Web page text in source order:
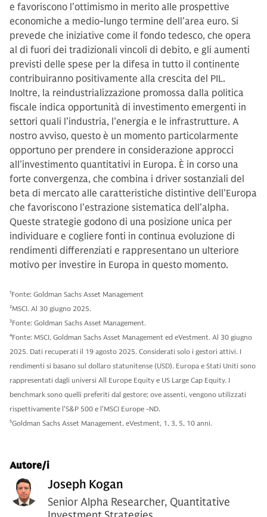
e favoriscono l’ottimismo in merito alle prospettive
economiche a medio-lungo termine dell’area euro. Si
prevede che iniziative come il fondo tedesco, che opera
al di fuori dei tradizionali vincoli di debito, e gli aumenti
previsti delle spese per la difesa in tutto il continente
contribuiranno positivamente alla crescita del PIL.
Inoltre, la reindustrializzazione promossa dalla politica
fiscale indica opportunità di investimento emergenti in
settori quali l’industria, l’energia e le infrastrutture. A
nostro avviso, questo è un momento particolarmente
opportuno per prendere in considerazione approcci
all’investimento quantitativi in Europa. È in corso una
forte convergenza, che combina i driver sostanziali del
beta di mercato alle caratteristiche distintive dell’Europa
che favoriscono l’estrazione sistematica dell’alpha.
Queste strategie godono di una posizione unica per
individuare e cogliere fonti in continua evoluzione di
rendimenti differenziati e rappresentano un ulteriore
motivo per investire in Europa in questo momento.
1Fonte: Goldman Sachs Asset Management
2MSCI. Al 30 giugno 2025.
3Fonte: Goldman Sachs Asset Management.
4Fonte: MSCI, Goldman Sachs Asset Management ed eVestment. Al 30 giugno
2025. Dati recuperati il 19 agosto 2025. Considerati solo i gestori attivi. I
rendimenti si basano sul dollaro statunitense (USD). Europa e Stati Uniti sono
rappresentati dagli universi All Europe Equity e US Large Cap Equity. I
benchmark sono quelli preferiti dal gestore; ove assenti, vengono utilizzati
rispettivamente l’S&P 500 e l’MSCI Europe -ND.
5Goldman Sachs Asset Management, eVestment, 1, 3, 5, 10 anni.
Autore/i
Joseph Kogan
Senior Alpha Researcher, Quantitative